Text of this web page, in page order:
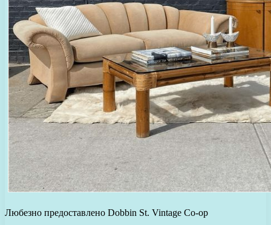
Любезно предоставлено Dobbin St. Vintage Co-op